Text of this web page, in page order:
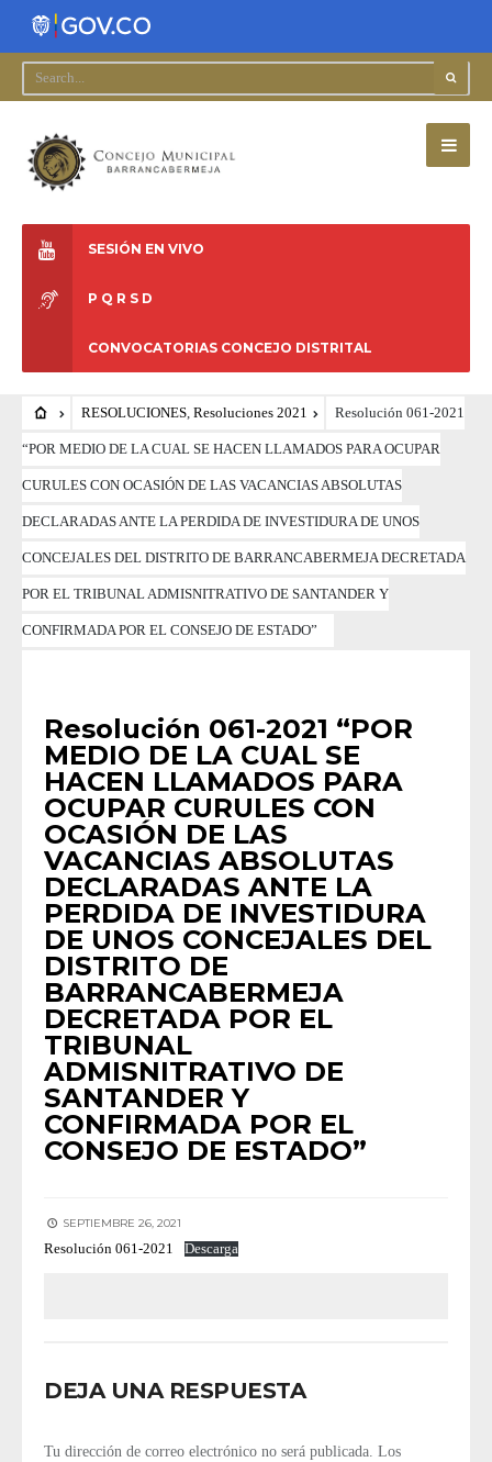
SESIÓN EN VIVO
P Q R S D
CONVOCATORIAS CONCEJO DISTRITAL
RESOLUCIONES, Resoluciones 2021 Resolución 061-2021
“POR MEDIO DE LA CUAL SE HACEN LLAMADOS PARA OCUPAR
CURULES CON OCASIÓN DE LAS VACANCIAS ABSOLUTAS
DECLARADAS ANTE LA PERDIDA DE INVESTIDURA DE UNOS
CONCEJALES DEL DISTRITO DE BARRANCABERMEJA DECRETADA
POR EL TRIBUNAL ADMISNITRATIVO DE SANTANDER Y
CONFIRMADA POR EL CONSEJO DE ESTADO”
Resolución 061-2021 “POR
MEDIO DE LA CUAL SE
HACEN LLAMADOS PARA
OCUPAR CURULES CON
OCASIÓN DE LAS
VACANCIAS ABSOLUTAS
DECLARADAS ANTE LA
PERDIDA DE INVESTIDURA
DE UNOS CONCEJALES DEL
DISTRITO DE
BARRANCABERMEJA
DECRETADA POR EL
TRIBUNAL
ADMISNITRATIVO DE
SANTANDER Y
CONFIRMADA POR EL
CONSEJO DE ESTADO”
SEPTIEMBRE 26, 2021
Resolución 061-2021 Descarga
DEJA UNA RESPUESTA
Tu dirección de correo electrónico no será publicada. Los